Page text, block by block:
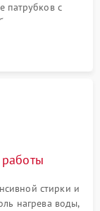
патрубков с
стыков
протечек воды.
стирки и
нагрева воды,